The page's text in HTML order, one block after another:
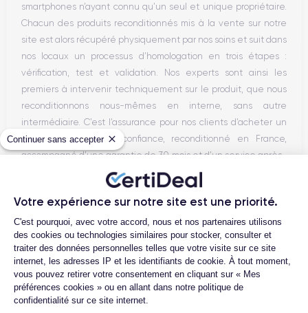
Continuer sans accepter
Votre expérience sur notre site est une priorité.
Plateforme de Gestion du
C'est pourquoi, avec votre accord, nous et nos partenaires utilisons
des cookies ou technologies similaires pour stocker, consulter et
traiter des données personnelles telles que votre visite sur ce site
internet, les adresses IP et les identifiants de cookie. À tout moment,
vous pouvez retirer votre consentement en cliquant sur « Mes
préférences cookies » ou en allant dans notre politique de
confidentialité sur ce site internet.
smartphones n’ayant connu qu’un seul et unique propriétaire.
Chacun des produits reconditionnés mis à la vente sur notre
site est alors récupéré physiquement par nos soins et suit dans
nos locaux un processus d’homologation en trois étapes :
vérification, test et validation. Nos experts sont ainsi les
premiers à intervenir techniquement sur le produit, que nous
reconditionnons nous-mêmes en interne, sans autre
intermédiaire. C’est l’assurance pour nos clients d’acheter un
téléphone en toute confiance, reconditionné en France,
accompagné d’une garantie de 30 mois et d’un service après-
vente en contact continu avec nos experts techniques.
Parcours d'un Smartphone